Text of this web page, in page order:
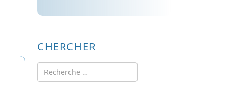
CHERCHER
Rechercher